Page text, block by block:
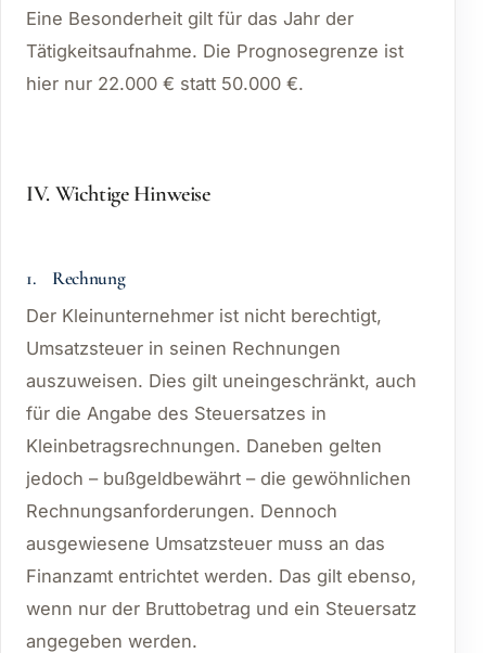
Eine Besonderheit gilt für das Jahr der
Tätigkeitsaufnahme. Die Prognosegrenze ist
hier nur 22.000 € statt 50.000 €.
IV. Wichtige Hinweise
1. Rechnung
Der Kleinunternehmer ist nicht berechtigt,
Umsatzsteuer in seinen Rechnungen
auszuweisen. Dies gilt uneingeschränkt, auch
für die Angabe des Steuersatzes in
Kleinbetragsrechnungen. Daneben gelten
jedoch – bußgeldbewährt – die gewöhnlichen
Rechnungsanforderungen. Dennoch
ausgewiesene Umsatzsteuer muss an das
Finanzamt entrichtet werden. Das gilt ebenso,
wenn nur der Bruttobetrag und ein Steuersatz
angegeben werden.